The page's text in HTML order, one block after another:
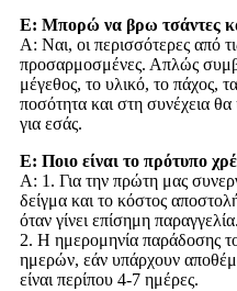
Ε: Μπορώ να βρω τσάντες
Α: Ναι, οι περισσότερες από
προσαρμοσμένες. Απλώς
μέγεθος, το υλικό, το πάχος,
ποσότητα και στη συνέχεια
για εσάς.
Ε: Ποιο είναι το πρότυπο
Α: 1. Για την πρώτη μας
δείγμα και το κόστος
όταν γίνει επίσημη παραγγελία.
2. Η ημερομηνία παράδοσης
ημερών, εάν υπάρχουν
είναι περίπου 4-7 ημέρες.